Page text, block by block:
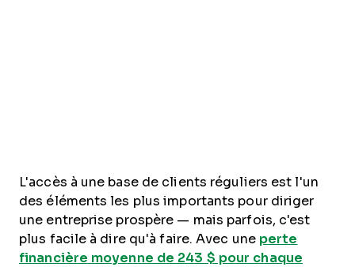
L'accès à une base de clients réguliers est l'un
des éléments les plus importants pour diriger
une entreprise prospère — mais parfois, c'est
plus facile à dire qu'à faire. Avec une perte
financière moyenne de 243 $ pour chaque